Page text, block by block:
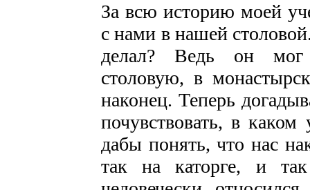
За всю историю моей
с нами в нашей
делал? Ведь он мог
столовую, в
наконец. Теперь
почувствовать, в
дабы понять, что нас
так на каторге, и